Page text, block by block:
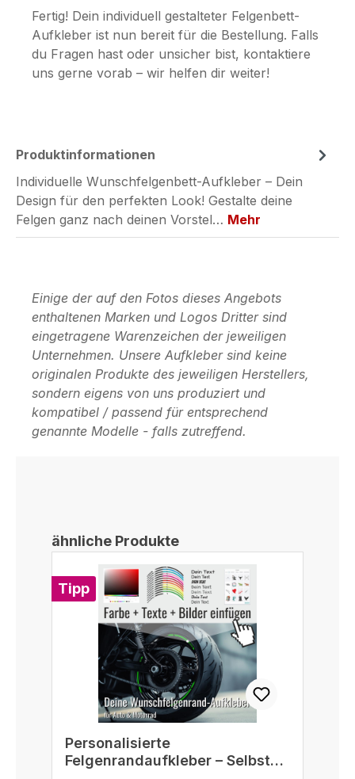
Fertig! Dein individuell gestalteter Felgenbett-
Aufkleber ist nun bereit für die Bestellung. Falls
du Fragen hast oder unsicher bist, kontaktiere
uns gerne vorab – wir helfen dir weiter!
Produktinformationen
Individuelle Wunschfelgenbett-Aufkleber – Dein
Design für den perfekten Look! Gestalte deine
Felgen ganz nach deinen Vorstel… Mehr
Einige der auf den Fotos dieses Angebots
enthaltenen Marken und Logos Dritter sind
eingetragene Warenzeichen der jeweiligen
Unternehmen. Unsere Aufkleber sind keine
originalen Produkte des jeweiligen Herstellers,
sondern eigens von uns produziert und
kompatibel / passend für entsprechend
genannte Modelle - falls zutreffend.
Produktgalerie überspringen
ähnliche Produkte
Tipp
Personalisierte
Felgenrandaufkleber – Selbst